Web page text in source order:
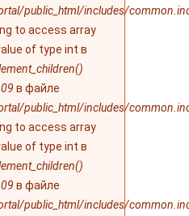
public_html/includes/
to access array
of type int в
в файле
public_html/includes/
to access array
of type int в
в файле
public_html/includes/